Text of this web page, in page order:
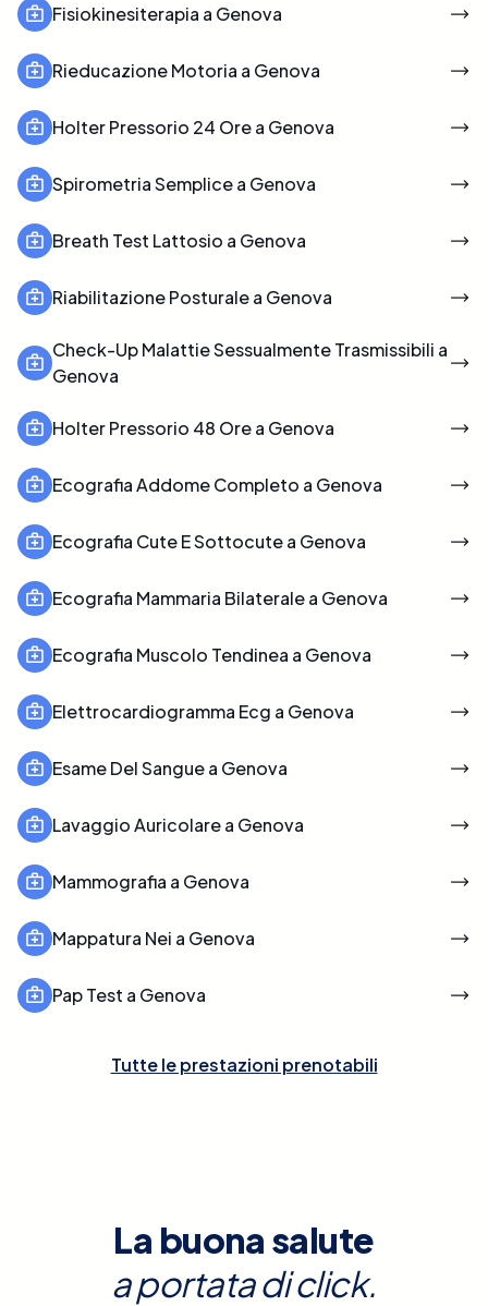
Fisiokinesiterapia a Genova
Rieducazione Motoria a Genova
Holter Pressorio 24 Ore a Genova
Spirometria Semplice a Genova
Breath Test Lattosio a Genova
Riabilitazione Posturale a Genova
Check-Up Malattie Sessualmente Trasmissibili a
Genova
Holter Pressorio 48 Ore a Genova
Ecografia Addome Completo a Genova
Ecografia Cute E Sottocute a Genova
Ecografia Mammaria Bilaterale a Genova
Ecografia Muscolo Tendinea a Genova
Elettrocardiogramma Ecg a Genova
Esame Del Sangue a Genova
Lavaggio Auricolare a Genova
Mammografia a Genova
Mappatura Nei a Genova
Pap Test a Genova
Tutte le prestazioni prenotabili
La buona salute
a portata di click.